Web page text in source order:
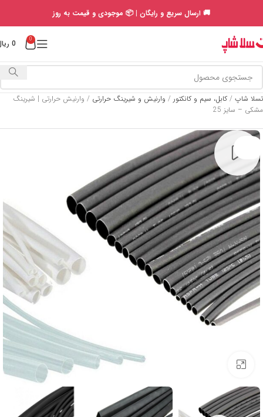
🚚 ارسال سریع و رایگان | 📦 موجودی و قیمت به روز
0
0
تسلا شاپ / کابل، سیم و کانکتور / وارنیش و شیرینگ حرارتی / وارنیش حرارتی | شیرینگ
مشکی – سایز 25